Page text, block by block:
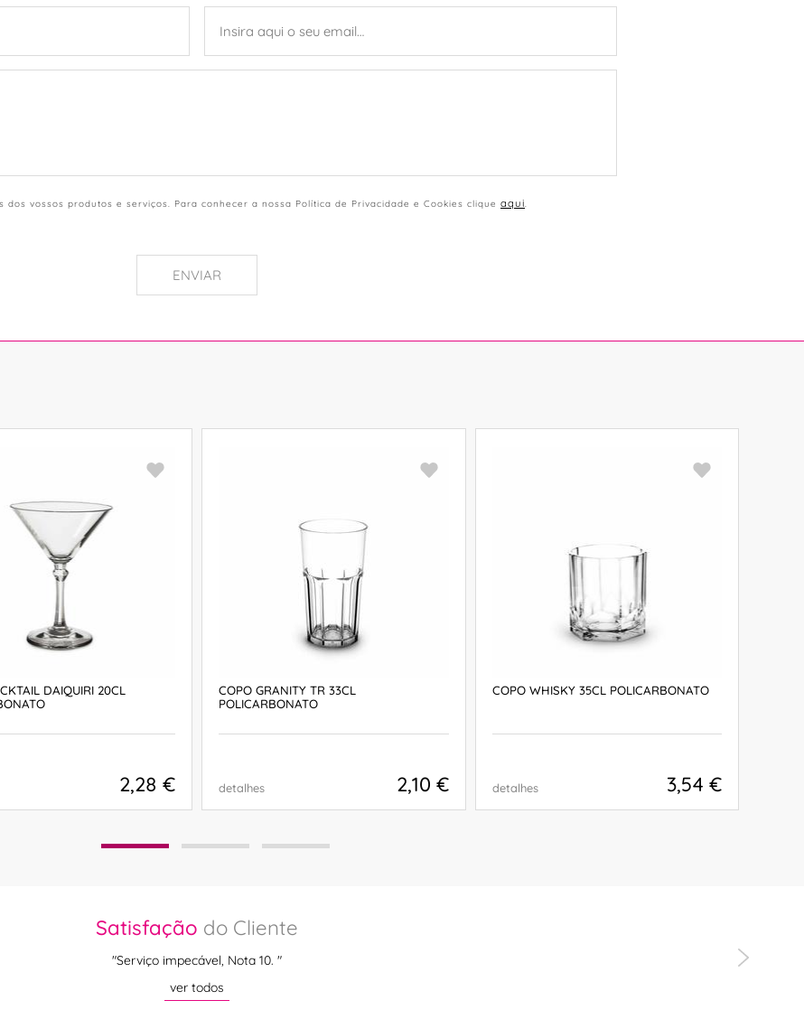
dos vossos produtos e serviços. Para conhecer a nossa Política de Privacidade e Cookies clique aqui.
ENVIAR
DAIQUIRI 20CL
2,28 €
COPO GRANITY TR 33CL
POLICARBONATO
detalhes 2,10 €
COPO WHISKY 35CL POLICARBONATO
detalhes 3,54 €
Satisfação do Cliente
"Serviço impecável, Nota 10. "
ver todos
"Serviço e